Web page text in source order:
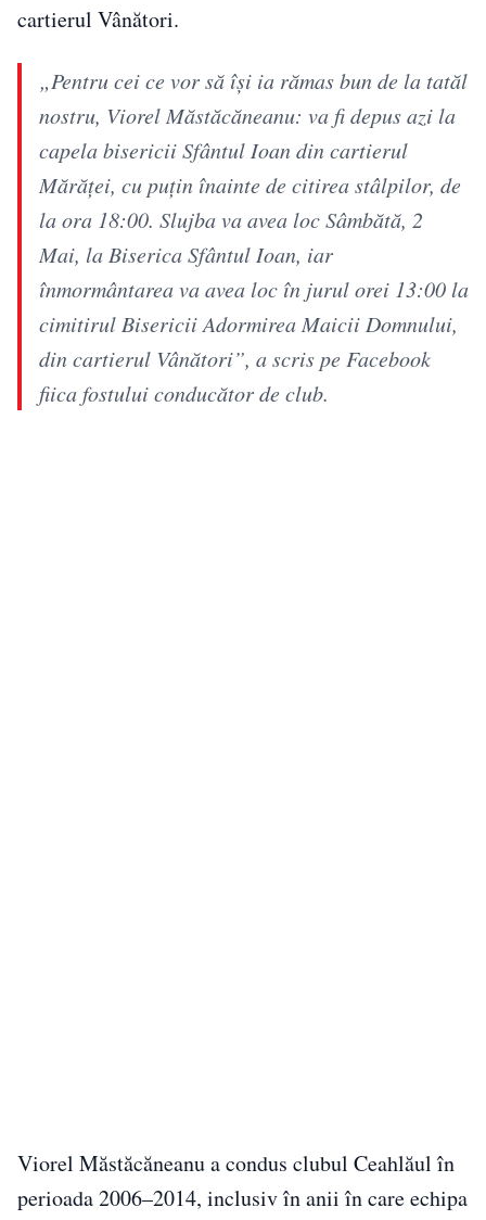
cartierul Vânători.
„Pentru cei ce vor să își ia rămas bun de la tatăl
nostru, Viorel Măstăcăneanu: va fi depus azi la
capela bisericii Sfântul Ioan din cartierul
Mărăței, cu puțin înainte de citirea stâlpilor, de
la ora 18:00. Slujba va avea loc Sâmbătă, 2
Mai, la Biserica Sfântul Ioan, iar
înmormântarea va avea loc în jurul orei 13:00 la
cimitirul Bisericii Adormirea Maicii Domnului,
din cartierul Vânători”, a scris pe Facebook
fiica fostului conducător de club.
Viorel Măstăcăneanu a condus clubul Ceahlăul în
perioada 2006–2014, inclusiv în anii în care echipa